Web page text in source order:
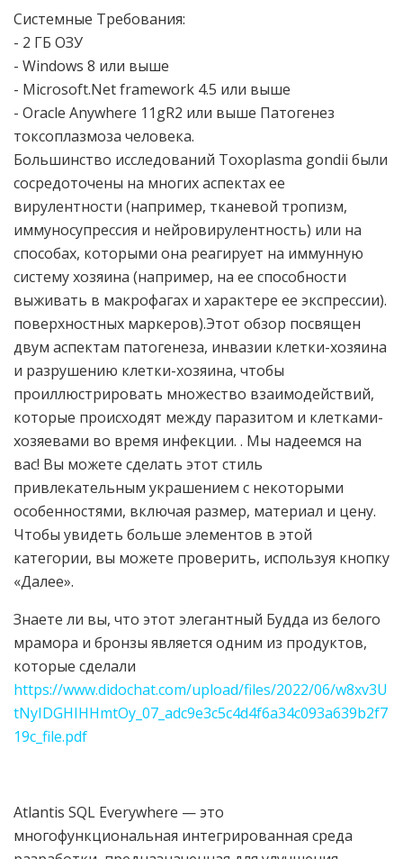
Системные Требования:
- 2 ГБ ОЗУ
- Windows 8 или выше
- Microsoft.Net framework 4.5 или выше
- Oracle Anywhere 11gR2 или выше Патогенез
токсоплазмоза человека.
Большинство исследований Toxoplasma gondii были
сосредоточены на многих аспектах ее
вирулентности (например, тканевой тропизм,
иммуносупрессия и нейровирулентность) или на
способах, которыми она реагирует на иммунную
систему хозяина (например, на ее способности
выживать в макрофагах и характере ее экспрессии).
поверхностных маркеров).Этот обзор посвящен
двум аспектам патогенеза, инвазии клетки-хозяина
и разрушению клетки-хозяина, чтобы
проиллюстрировать множество взаимодействий,
которые происходят между паразитом и клетками-
хозяевами во время инфекции. . Мы надеемся на
вас! Вы можете сделать этот стиль
привлекательным украшением с некоторыми
особенностями, включая размер, материал и цену.
Чтобы увидеть больше элементов в этой
категории, вы можете проверить, используя кнопку
«Далее».
Знаете ли вы, что этот элегантный Будда из белого
мрамора и бронзы является одним из продуктов,
которые сделали
https://www.didochat.com/upload/files/2022/06/w8xv3U
tNyIDGHIHHmtOy_07_adc9e3c5c4d4f6a34c093a639b2f7
19c_file.pdf
Atlantis SQL Everywhere — это
многофункциональная интегрированная среда